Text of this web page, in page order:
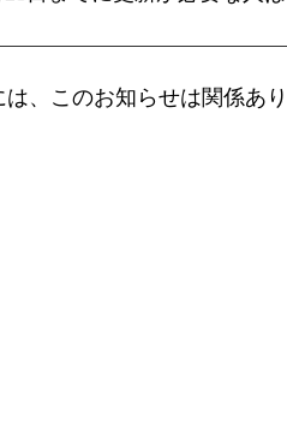
、このお知らせは関係あり